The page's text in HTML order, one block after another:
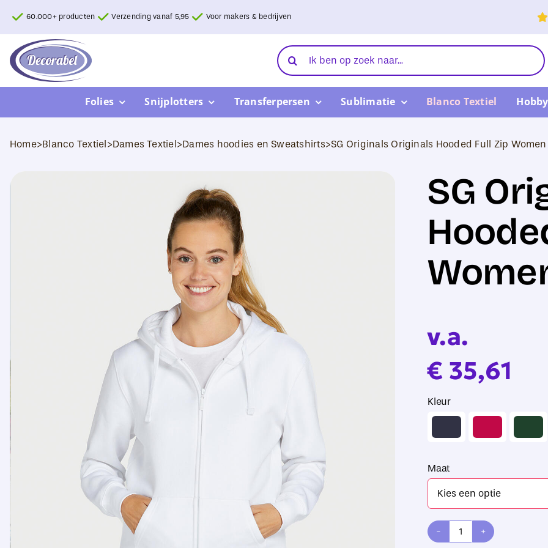
inhoud
60.000+ producten Verzending vanaf 5,95 Voor makers & bedrijven
Zoeken
naar:
Folies Snijplotters Transferpersen Sublimatie Blanco Textiel
Home>Blanco Textiel>Dames Textiel>Dames hoodies en Sweatshirts>SG Originals Originals Hooded Full Zip Women
SG
v.a.
€ 35,61
Kleur
Maat
SG